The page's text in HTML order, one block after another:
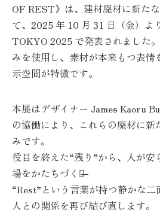
OF REST》は、建材廃材に新た
て、2025 年 10 月 31 日（金）よ
TOKYO 2025 で発表されました
みを使用し、素材が本来もつ表情
示空間が特徴です。
本展はデザイナー James Kaoru
の協働により、これらの廃材に
みです。
役目を終えた“残り”から、人が安
場をかたちづくる̶̶
“Rest”という言葉が持つ静かな
人との関係を再び結び直します。